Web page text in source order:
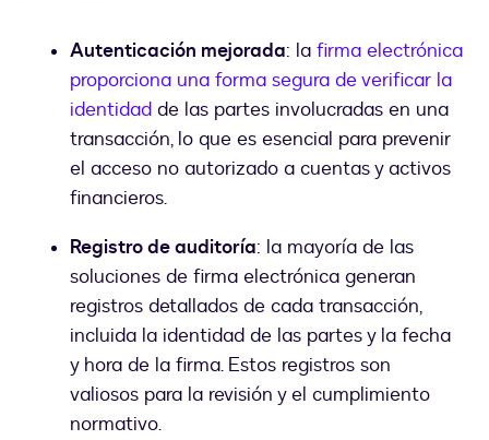
Autenticación mejorada: la firma electrónica
proporciona una forma segura de verificar la
identidad de las partes involucradas en una
transacción, lo que es esencial para prevenir
el acceso no autorizado a cuentas y activos
financieros.
Registro de auditoría: la mayoría de las
soluciones de firma electrónica generan
registros detallados de cada transacción,
incluida la identidad de las partes y la fecha
y hora de la firma. Estos registros son
valiosos para la revisión y el cumplimiento
normativo.